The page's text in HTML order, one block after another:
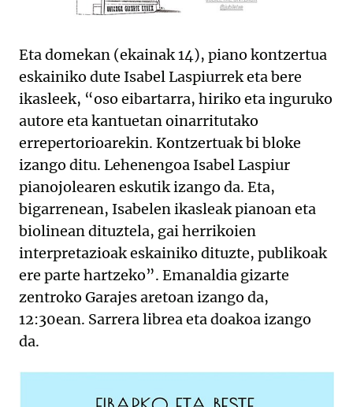
Eta domekan (ekainak 14), piano kontzertua
eskainiko dute Isabel Laspiurrek eta bere
ikasleek, “oso eibartarra, hiriko eta inguruko
autore eta kantuetan oinarritutako
errepertorioarekin. Kontzertuak bi bloke
izango ditu. Lehenengoa Isabel Laspiur
pianojolearen eskutik izango da. Eta,
bigarrenean, Isabelen ikasleak pianoan eta
biolinean dituztela, gai herrikoien
interpretazioak eskainiko dituzte, publikoak
ere parte hartzeko”. Emanaldia gizarte
zentroko Garajes aretoan izango da,
12:30ean. Sarrera librea eta doakoa izango
da.